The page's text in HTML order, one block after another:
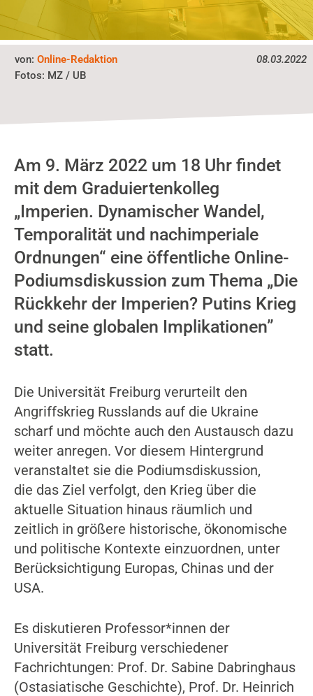
08.03.2022
von:Online-Redaktion
Fotos: MZ / UB
Am 9. März 2022 um 18 Uhr findet
mit dem Graduiertenkolleg
„Imperien. Dynamischer Wandel,
Temporalität und nachimperiale
Ordnungen“ eine öffentliche Online-
Podiumsdiskussion zum Thema „Die
Rückkehr der Imperien? Putins Krieg
und seine globalen Implikationen”
statt.
Die Universität Freiburg verurteilt den
Angriffskrieg Russlands auf die Ukraine
scharf und möchte auch den Austausch dazu
weiter anregen. Vor diesem Hintergrund
veranstaltet sie die Podiumsdiskussion,
die das Ziel verfolgt, den Krieg über die
aktuelle Situation hinaus räumlich und
zeitlich in größere historische, ökonomische
und politische Kontexte einzuordnen, unter
Berücksichtigung Europas, Chinas und der
USA.
Es diskutieren Professor*innen der
Universität Freiburg verschiedener
Fachrichtungen: Prof. Dr. Sabine Dabringhaus
(Ostasiatische Geschichte), Prof. Dr. Heinrich